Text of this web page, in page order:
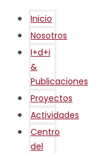
Inicio
Nosotros
I+d+i
&
Publicaciones
Proyectos
Actividades
Centro
del